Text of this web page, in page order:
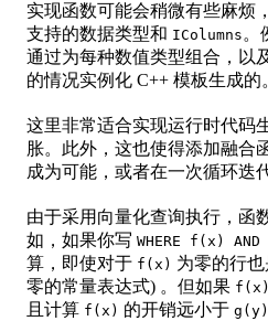
实现函数可能会稍微有些麻烦
支持的数据类型和 IColumns 。
通过为每种数值类型组合，以
的情况实例化 C++ 模板生成的
这里非常适合实现运行时代码
胀。此外，这也使得添加融合
成为可能，或者在一次循环迭
由于采用向量化查询执行，函
如，如果你写 WHERE f(x)
算，即使对于 f(x) 为零的行
零的常量表达式) 。但如果 f(x)
且计算 f(x) 的开销远小于 g(y)